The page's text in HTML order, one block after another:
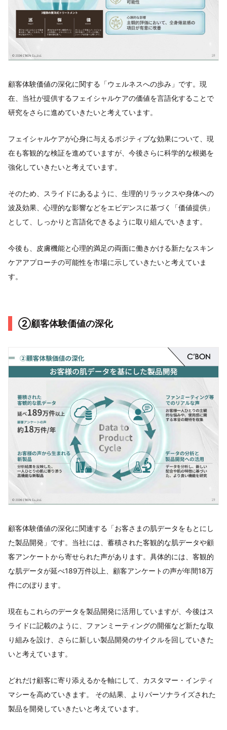
顧客体験価値の深化に関する「ウェルネスへの歩み」です。現
在、当社が提供するフェイシャルケアの価値を言語化することで
研究をさらに進めていきたいと考えています。
フェイシャルケアが心身に与えるポジティブな効果について、現
在も客観的な検証を進めていますが、今後さらに科学的な根拠を
強化していきたいと考えています。
そのため、スライドにあるように、生理的リラックスや身体への
波及効果、心理的な影響などをエビデンスに基づく「価値提供」
として、しっかりと言語化できるように取り組んでいきます。
今後も、皮膚機能と心理的満足の両面に働きかける新たなスキン
ケアアプローチの可能性を市場に示していきたいと考えていま
す。
②顧客体験価値の深化
顧客体験価値の深化に関連する「お客さまの肌データをもとにし
た製品開発」です。当社には、蓄積された客観的な肌データや顧
客アンケートから寄せられた声があります。具体的には、客観的
な肌データが延べ189万件以上、顧客アンケートの声が年間18万
件にのぼります。
現在もこれらのデータを製品開発に活用していますが、今後はス
ライドに記載のように、ファンミーティングの開催など新たな取
り組みを設け、さらに新しい製品開発のサイクルを回していきた
いと考えています。
どれだけ顧客に寄り添えるかを軸にして、カスタマー・インティ
マシーを高めていきます。 その結果、よりパーソナライズされた
製品を開発していきたいと考えています。